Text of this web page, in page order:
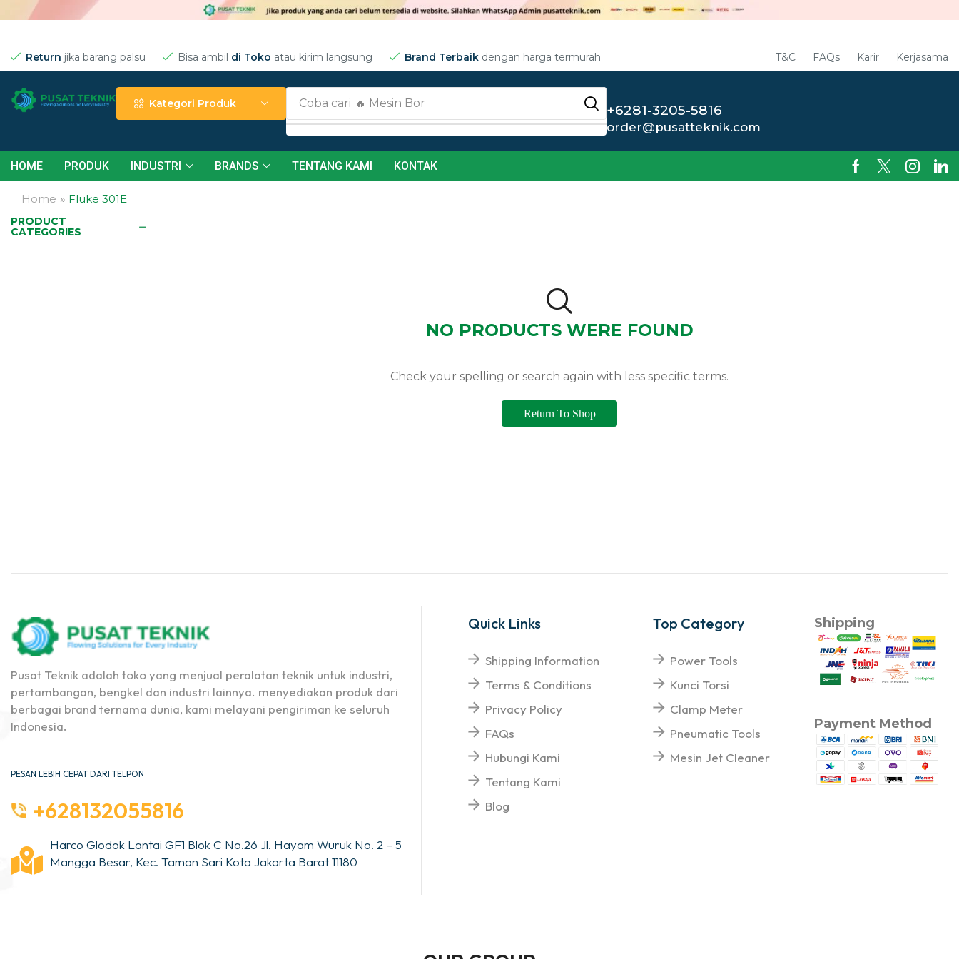
Return jika barang palsu Bisa ambil di Toko atau kirim langsung Brand Terbaik dengan harga termurah T&C FAQs Karir Kerjasama
Kategori Produk Coba cari 🔥 Jet Cleaner +6281-3205-5816
order@pusatteknik.com
HOME PRODUK INDUSTRI BRANDS TENTANG KAMI KONTAK
Home » Fluke 301E
NO PRODUCTS WERE FOUND
Check your spelling or search again with less specific terms.
Return To Shop
PRODUCT
CATEGORIES
Need Help?
24/7
Pusat Teknik adalah toko yang menjual peralatan teknik untuk industri,
pertambangan, bengkel dan industri lainnya. menyediakan produk dari
berbagai brand ternama dunia, kami melayani pengiriman ke seluruh
Indonesia.
PESAN LEBIH CEPAT DARI TELPON
+628132055816
Harco Glodok Lantai GF1 Blok C No.26 Jl. Hayam Wuruk No. 2 – 5
Mangga Besar, Kec. Taman Sari Kota Jakarta Barat 11180
Quick Links
Shipping Information
Terms & Conditions
Privacy Policy
FAQs
Hubungi Kami
Tentang Kami
Blog
Top Category
Power Tools
Kunci Torsi
Clamp Meter
Pneumatic Tools
Mesin Jet Cleaner
Shipping
Payment Method